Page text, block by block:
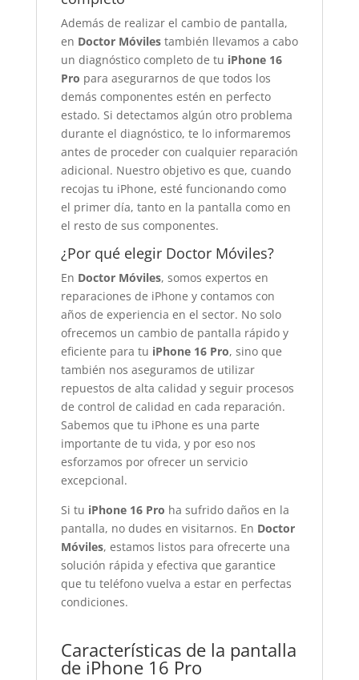
Además de realizar el cambio de pantalla,
en Doctor Móvilestambién llevamos a cabo
un diagnóstico completo de tu iPhone 16
Pro para asegurarnos de que todos los
demás componentes estén en perfecto
estado. Si detectamos algún otro problema
durante el diagnóstico, te lo informaremos
antes de proceder con cualquier reparación
adicional. Nuestro objetivo es que, cuando
recojas tu iPhone, esté funcionando como
el primer día, tanto en la pantalla como en
el resto de sus componentes.
¿Por qué elegir Doctor Móviles?
En Doctor Móviles, somos expertos en
reparaciones de iPhone y contamos con
años de experiencia en el sector. No solo
ofrecemos un cambio de pantalla rápido y
eficiente para tu iPhone 16 Pro, sino que
también nos aseguramos de utilizar
repuestos de alta calidad y seguir procesos
de control de calidad en cada reparación.
Sabemos que tu iPhone es una parte
importante de tu vida, y por eso nos
esforzamos por ofrecer un servicio
excepcional.
Si tu iPhone 16 Pro ha sufrido daños en la
pantalla, no dudes en visitarnos. En Doctor
Móviles, estamos listos para ofrecerte una
solución rápida y efectiva que garantice
que tu teléfono vuelva a estar en perfectas
condiciones.
Características de la pantalla
de iPhone 16 Pro